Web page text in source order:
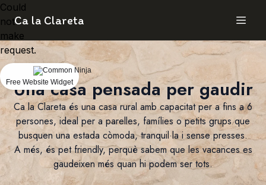
Ca la Clareta
Una casa pensada per gaudir
Ca la Clareta és una casa rural amb capacitat per a fins a 6
persones, ideal per a parelles, famílies o petits grups que
busquen una estada còmoda, tranquil·la i sense presses.
A més, és pet friendly, perquè sabem que les vacances es
gaudeixen més quan hi podem ser tots.
Could
not
make
request.
Free Website Widget